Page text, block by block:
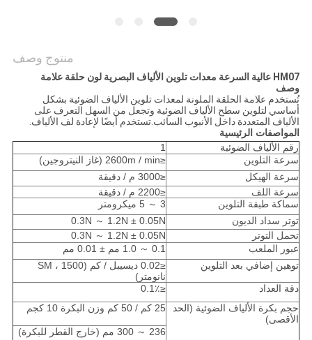
منتوج وصف
HM07 عالية السرعة معدات تلوين الألياف البصرية لون حلقة علامة
وصف
تُستخدم علامة الحلقة الملونة لمعدات تلوين الألياف الضوئية بشكل
أساسي لتلوين سطح الألياف الضوئية وتجعل من السهل التعرف على
الألياف المتعددة داخل الأنبوب السائب.تستخدم أيضًا لإعادة لف الألياف.
المواصفات الرئيسية
رقم الألياف الضوئية
1
سرعة التلوين
≤2600m / min (غاز النيتروجين)
سرعة الهيكل
≤3000 م / دقيقة
سرعة اللف
≤2200 م / دقيقة
سماكة طبقة التلوين
3 ～ 5 ميكرومتر
توتر سداد الديون
0.3N ～ 1.2N ± 0.05N
تحمل التوتر
0.3N ～ 1.2N ± 0.05N
عبور الملعب
0.1 ～ 1.0 مم ± 0.01 مم
توهين إضافي بعد التلوين
≤0.02 ديسيبل / كم (SM ، 1500
نانومتر)
دقة العداد
≤0.1٪
حجم بكرة الألياف الضوئية (الحد
الأقصى)
25 كم / 50 كم وزن البكرة 10 كجم
236 ～ 300 مم (خارج القطر للبكرة)